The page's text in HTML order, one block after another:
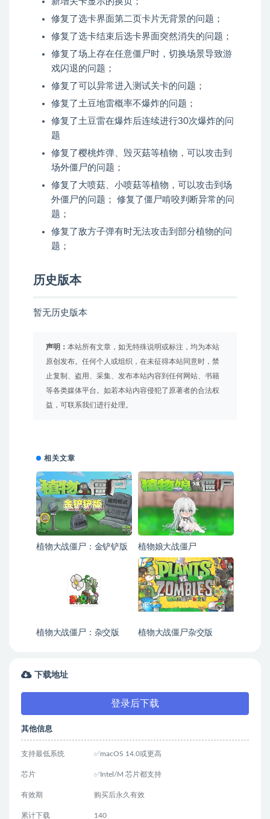
修复了选卡界面第二页卡片无背景的问题；
修复了选卡结束后选卡界面突然消失的问题；
修复了场上存在任意僵尸时，切换场景导致游
戏闪退的问题；
修复了可以异常进入测试关卡的问题；
修复了土豆地雷概率不爆炸的问题；
修复了土豆雷在爆炸后连续进行30次爆炸的问
题
修复了樱桃炸弹、毁灭菇等植物，可以攻击到
场外僵尸的问题；
修复了大喷菇、小喷菇等植物，可以攻击到场
外僵尸的问题； 修复了僵尸啃咬判断异常的问
题；
修复了敌方子弹有时无法攻击到部分植物的问
题；
历史版本
暂无历史版本
声明： 本站所有文章，如无特殊说明或标注，均为本站
原创发布。任何个人或组织，在未征得本站同意时，禁
止复制、盗用、采集、发布本站内容到任何网站、书籍
等各类媒体平台。如若本站内容侵犯了原著者的合法权
益，可联系我们进行处理。
相关文章
植物大战僵尸：金铲铲版 植物娘大战僵尸
植物大战僵尸：杂交版
植物大战僵尸杂交版
下载地址
登录后下载
其他信息
支持最低系统 ✅macOS 14.0或更高
芯片 ✅Intel/M 芯片都支持
有效期 购买后永久有效
累计下载 140